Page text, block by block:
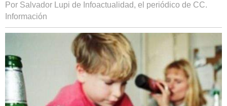
Por Salvador Lupi de Infoactualidad, el periódico de CC.
Información